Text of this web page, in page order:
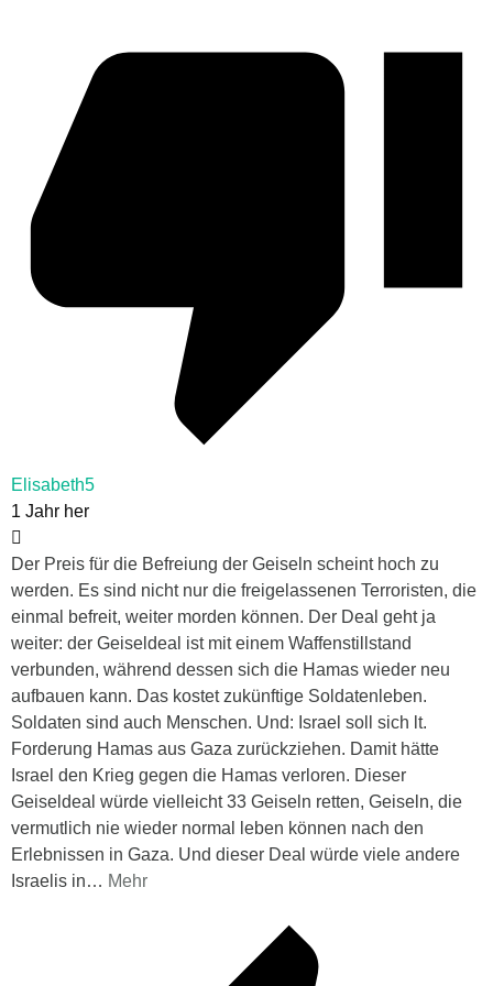
Elisabeth5
1 Jahr her
Der Preis für die Befreiung der Geiseln scheint hoch zu
werden. Es sind nicht nur die freigelassenen Terroristen, die
einmal befreit, weiter morden können. Der Deal geht ja
weiter: der Geiseldeal ist mit einem Waffenstillstand
verbunden, während dessen sich die Hamas wieder neu
aufbauen kann. Das kostet zukünftige Soldatenleben.
Soldaten sind auch Menschen. Und: Israel soll sich lt.
Forderung Hamas aus Gaza zurückziehen. Damit hätte
Israel den Krieg gegen die Hamas verloren. Dieser
Geiseldeal würde vielleicht 33 Geiseln retten, Geiseln, die
vermutlich nie wieder normal leben können nach den
Erlebnissen in Gaza. Und dieser Deal würde viele andere
Israelis in… Mehr